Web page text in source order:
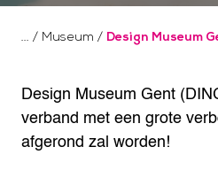
/ Museum / Design Museum
Design Museum Gent
verband met een grote
afgerond zal worden!